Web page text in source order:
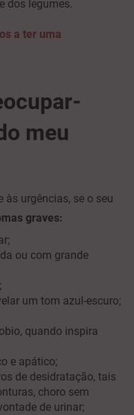
dos legumes.
a ter uma
meu
às urgências, se o seu
graves:
ou com grande
um tom azul-escuro;
quando inspira
e apático;
de desidratação, tais
choro sem
de urinar;